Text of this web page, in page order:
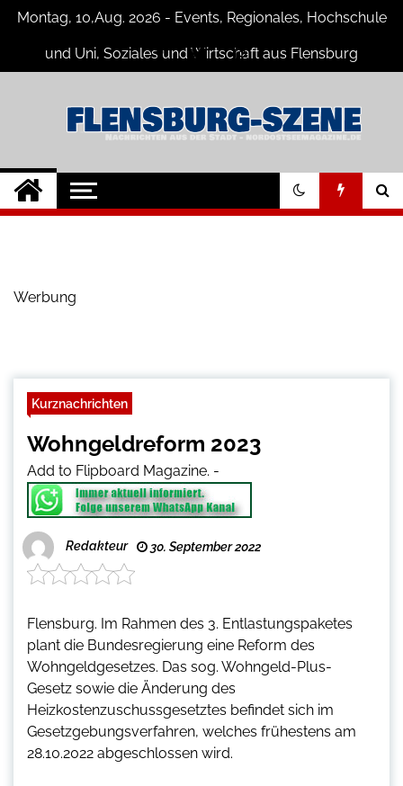
Skip
content
Montag, 10,Aug. 2026 - Events, Regionales, Hochschule
und Uni, Soziales und Wirtschaft aus Flensburg
Flensburg-Szene
Nachrichten
Nachrichten für Flensburg und
Umgebung
Werbung
Kurznachrichten
Wohngeldreform 2023
Add to Flipboard Magazine. -
Redakteur 30. September 2022
Flensburg. Im Rahmen des 3. Entlastungspaketes
plant die Bundesregierung eine Reform des
Wohngeldgesetzes. Das sog. Wohngeld-Plus-
Gesetz sowie die Änderung des
Heizkostenzuschussgesetztes befindet sich im
Gesetzgebungsverfahren, welches frühestens am
28.10.2022 abgeschlossen wird.